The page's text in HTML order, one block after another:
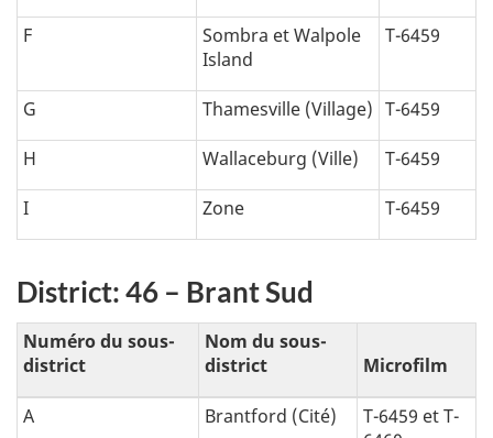
F
Sombra et Walpole
Island
T-6459
G Thamesville (Village) T-6459
H Wallaceburg (Ville) T-6459
I Zone T-6459
District: 46 – Brant Sud
Numéro du sous-
district
Nom du sous-
district
Microfilm
A Brantford (Cité)
T-6459 et T-